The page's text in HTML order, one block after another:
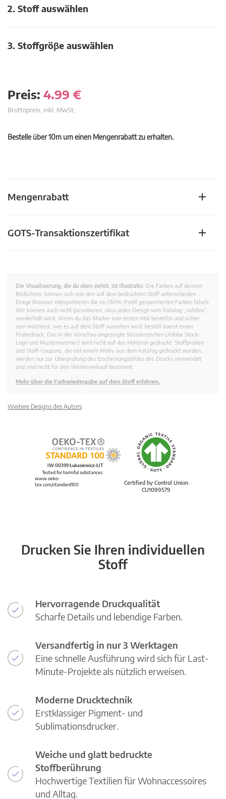
2. Stoff auswählen
3. Stoffgröβe auswählen
Preis: 4.99 €
Bruttopreis, inkl. MwSt.
Bestelle über 10m um einen Mengenrabatt zu erhalten.
Mengenrabatt
GOTS-Transaktionszertifikat
Die Visualisierung, die du oben siehst, ist illustrativ. Die Farben auf deinem
Bildschirm, können sich von den auf dem bedruckten Stoff unterscheiden.
Einige Browser interpretieren die im CMYK-Profil gespeicherten Farben falsch.
Wir können auch nicht garantieren, dass jedes Design vom Katalog „nahtlos”
wiederholt wird. Wenn du das Muster zum ersten Mal bestellst und sicher
sein möchtest, wie es auf dem Stoff aussehen wird, bestell zuerst einen
Probedruck. Das in der Vorschau angezeigte Wasserzeichen (Adobe Stock-
Logo und Musternummer) wird nicht auf das Material gedruckt. Stoffproben
und Stoff-Coupons, die mit einem Motiv aus dem Katalog gedruckt wurden,
werden nur zur Überprüfung des Erscheinungsbildes des Drucks verwendet
und sind nicht für den Weiterverkauf bestimmt.
Mehr über die Farbwiedergabe auf dem Stoff erfahren.
Weitere Designs des Autors
Certified by Control Union
CU1099579
IW 00399 Łukasiewicz-ŁIT
Tested for harmful substances.
www.oeko-
tex.com/standard100
Drucken Sie Ihren individuellen
Stoff
Hervorragende Druckqualität
Scharfe Details und lebendige Farben.
Versandfertig in nur 3 Werktagen
Eine schnelle Ausführung wird sich für Last-
Minute-Projekte als nützlich erweisen.
Moderne Drucktechnik
Erstklassiger Pigment- und
Sublimationsdrucker.
Weiche und glatt bedruckte
Stoffberührung
Hochwertige Textilien für Wohnaccessoires
und Alltag.